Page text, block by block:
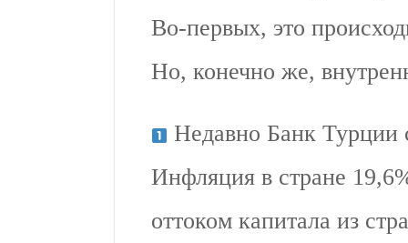
Во-первых, это
Но, конечно же,
Недавно Банк Турции
Инфляция в стране
оттоком капитала из